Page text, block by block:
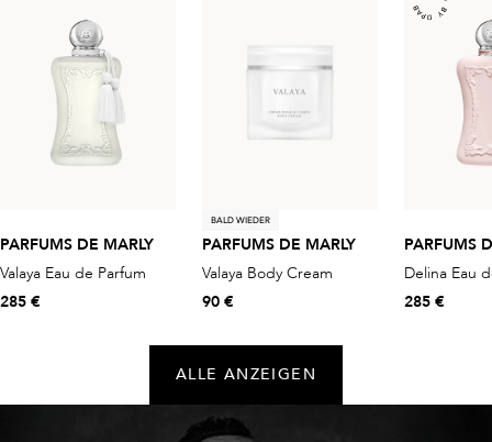
PARFUMS DE MARLY
Valaya Eau de Parfum
285 €
BALD WIEDER
PARFUMS DE MARLY
Valaya Body Cream
90 €
PARFUMS
Delina Eau
285 €
ALLE ANZEIGEN